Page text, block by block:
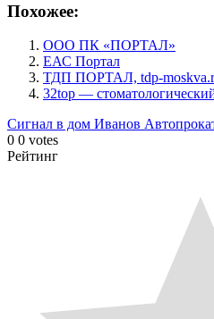
Похожее:
ООО ПК «ПОРТАЛ»
ЕАС Портал
ТДП ПОРТАЛ, tdp-
32top —
Сигнал в дом Иванов
0 0 votes
Рейтинг